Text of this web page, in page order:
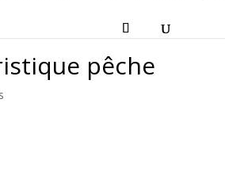
pêche